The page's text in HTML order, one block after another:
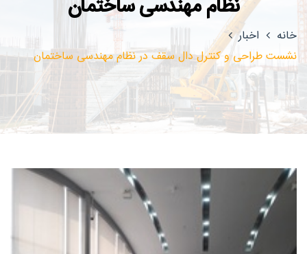
نظام مهندسی ساختمان
خانه
اخبار
نشست طراحی و کنترل دال سقف در نظام مهندسی ساختمان